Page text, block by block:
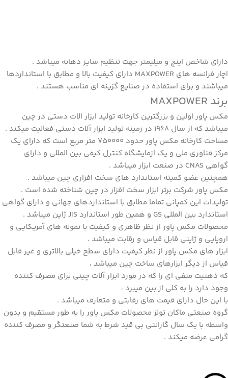
دارای شاخص اینچ و میلیمتر جهت تنظیم سایز دهانه میباشد .
اچار فرانسه های MAXPOWER دارای کیفیت بالا و مطابق با استانداردها
میباشند و برای استفاده در صنایع گزینه ای مناسب هستند .
برند MAXPOWER
مکس پاور اولین و بزرگترین کارخانه تولید ابزار الات دستی در چین
میباشد که از سال 1968 در زمینه تولید ابزار آلات دستی فعالیت میکند .
مساحت کارخانه مکس پاور حدود 750000 متر مربع است که دارای یک
مرکز فناوری ملی و یک ازمایشگاه کنترل کیفی بین المللی و دارای
گواهی CNAS در صنعت ابزار میباشد .
همچنین عضو کمیته استاندارد های سخت افزاری چین میباشد .
مکس پاور شرکت برتر ابزار سخت افزار در چین شناخته شده است .
تولیدات این کمپانی تماما مطابق با استانداردهای جهانی و دارای گواهی
استاندارد بین المللی GS و همین طور استاندارد JIS ژاپن میباشد .
محصولات مکس پاور از نظر ظاهری و کیفیت با نمونه های آمریکایی و
اروپایی و ژاپنی قابل قیاس و رقابت میباشد .
ابزار های مکس پاور از نظر کیفیت دارای سطح خیلی بالاتری و غیر قابل
قیاس از دیگر ابزارهای ساخت چین میباشد ،
که ذهنیت منفی ای را که در مورد ابزار آلات چینی برای مصرف کننده
وجود دارد را به کلی از بین میبرد ،
با این حال دارای قیمت های رقابتی و متعارف میباشد .
گروه صنعتی ماکان تولز محصولات مکس پاور را به طور مستقیم و بدون
واسطه با یک سال گارانتی بی قید شرط به شما صنعتگر و مصرف کننده
گرامی عرضه میکند .